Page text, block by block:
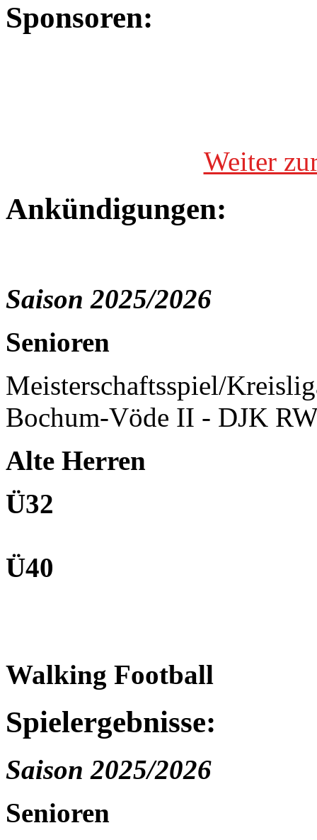
Sponsoren:
Weiter
Ankündigungen:
Saison 2025/2026
Senioren
Meisterschaftsspiel/
Bochum-Vöde II - DJK
Alte Herren
Ü32
Ü40
Walking Football
Spielergebnisse:
Saison 2025/2026
Senioren